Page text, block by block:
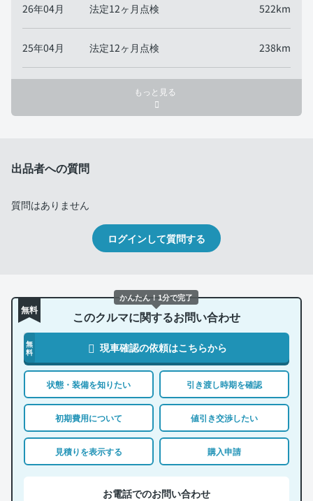
26年04月 法定12ヶ月点検 522km
25年04月 法定12ヶ月点検 238km
もっと見る
出品者への質問
質問はありません
ログインして質問する
無料 このクルマに関するお問い合わせ
無
料
現車確認の依頼はこちらから
状態・装備を知りたい 引き渡し時期を確認
初期費用について 値引き交渉したい
見積りを表示する 購入申請
お電話でのお問い合わせ
かんたん！1分で完了